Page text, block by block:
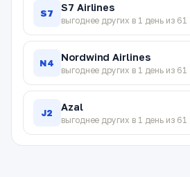
S7 S7 Airlines
выгоднее других в 1 день из 61
N4 Nordwind Airlines
выгоднее других в 1 день из 61
J2 Azal
выгоднее других в 1 день из 61